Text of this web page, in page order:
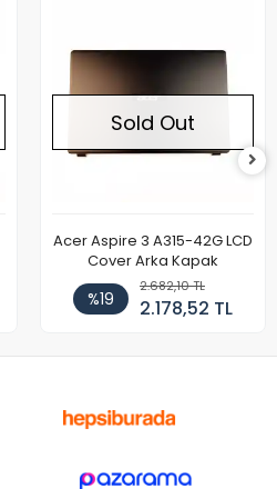
Sold Out
Acer Aspire 3 A315-42G LCD
Cover Arka Kapak
%19
2.682,10 TL
2.178,52 TL